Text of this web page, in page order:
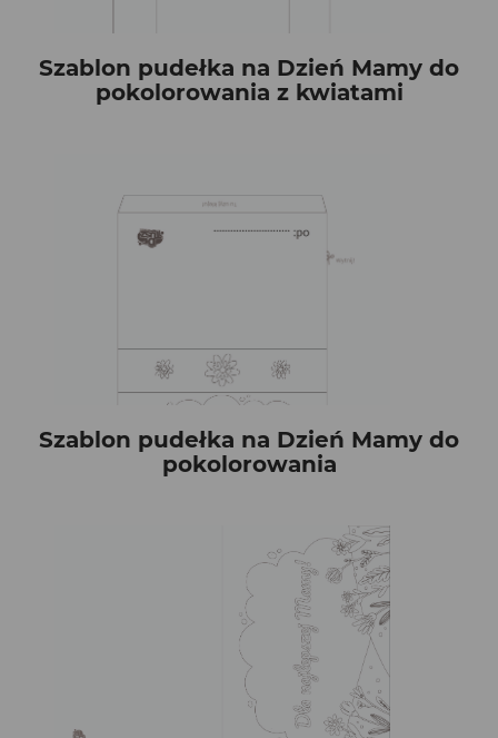
Szablon pudełka na Dzień Mamy do
pokolorowania z kwiatami
Szablon pudełka na Dzień Mamy do
pokolorowania